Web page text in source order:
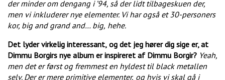
der minder om dengang i ’94, så der lidt tilbageskuen der,
men vi inkluderer nye elementer. Vi har også et 30-personers
kor, big and grand and… big, hehe.
Det lyder virkelig interessant, og det jeg hører dig sige er, at
Dimmu Borgirs nye album er inspireret af Dimmu Borgir? Yeah,
men det er først og fremmest en hyldest til black metallen
selv. Der er mere primitive elementer, og hvis vi skal gå i